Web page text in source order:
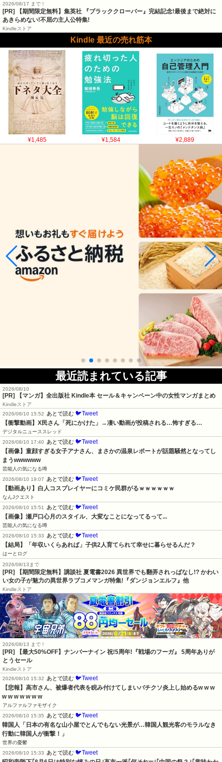
2026/08/17 まで！
[PR] 【期間限定無料】集英社 『ブラッククローバー』完結記念!最後まで絶対に
あきらめない!不屈の主人公特集!
Kindleストア
Kindle 最近の売れ筋本
¥1,485 ¥1,584 ¥2,889
最近読まれている記事
2026/08/10
[PR] 【マンガ】全出版社 Kindle本 セール＆キャンペーン中の女性マンガまとめ
Kindleストア
2026/08/10 15:52
あとで読む 🐦Tweet
【衝撃動画】X民さん「死にかけた」→凄い動画が投稿される…怖すぎる…
デジタルニューススレッド
2026/08/10 17:40
あとで読む 🐦Tweet
【画像】童顔すぎる女子アナさん、まさかの温泉レポートが話題騒然となってし
まうwwwwww
芸能人の気になる噂
2026/08/10 19:07
あとで読む 🐦Tweet
【動画あり】白人コスプレイヤーにコミケ民群がるｗｗｗｗｗｗ
なんJクエスト
2026/08/10 15:51
あとで読む 🐦Tweet
【画像】瀬戸口心月のスタイル、大変なことになってるって...
芸能人の気になる噂
2026/08/10 15:33
あとで読む 🐦Tweet
【結局】「年収いくらあれば」子供2人育てられて幸せに暮らせるんだ？
はーとログ
2026/08/13まで
[PR] 【期間限定無料】講談社 夏電書2026 異世界でも翻弄されっぱなし!? かわい
い女の子が魅力の異世界ラブコメマンガ特集!『ダンジョンエルフ』他
Kindleストア
2026/08/13 まで！
[PR] 【最大50%OFF】ナンバーナイン 祝!5周年!『戦場のフーガ』 5周年ありが
とうセール
Kindleストア
2026/08/10 15:32
あとで読む 🐦Tweet
【悲報】高市さん、被爆者代表を睨み付けてしまいバチクソ炎上し始めるw w w
w w w w w w w
アルファルファモザイク
2026/08/10 15:35
あとで読む 🐦Tweet
韓国人「日本の有名な山小屋でとんでもない光景が…韓国人観光客のモラルなき
行動に韓国人が衝撃！」
世界の憂鬱
2026/08/10 15:33
あとで読む 🐦Tweet